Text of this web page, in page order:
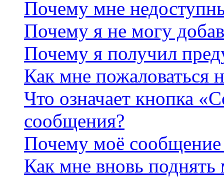
Почему мне
Почему я не могу
Почему я получил
Как мне пожаловаться
Что означает кнопка
сообщения?
Почему моё сообщение
Как мне вновь